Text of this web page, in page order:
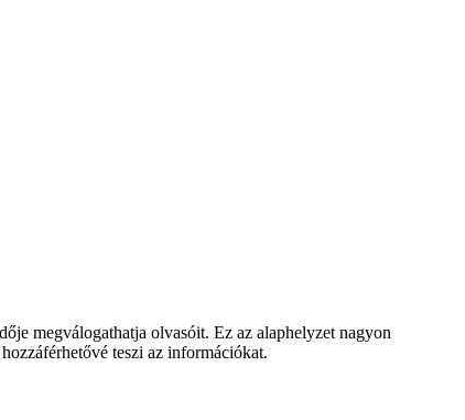
megválogathatja olvasóit. Ez az alaphelyzet nagyon
teszi az információkat.